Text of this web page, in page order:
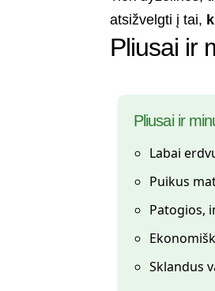
atsižvelgti į tai,
Pliusai ir
Pliusai ir
Labai
Puikus
Patogios,
Sklandus